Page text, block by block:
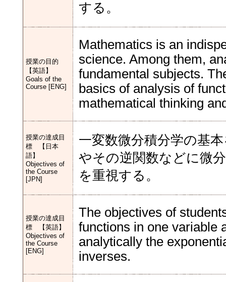
する。
授業の目的
【英語】
Goals of the
Course [ENG]
Mathematics is an
science. Among them,
fundamental subjects.
basics of analysis of
mathematical thinking
授業の達成目
標 【日本
語】
Objectives of
the Course
[JPN]
一変数微分積分学の基
やその逆関数などに微
を重視する。
授業の達成目
標 【英語】
Objectives of
the Course
[ENG]
The objectives of
functions in one variable
analytically the
inverses.